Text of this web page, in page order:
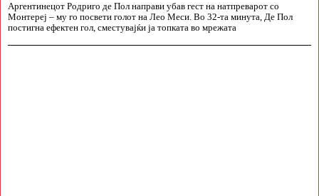
Аргентинецот Родриго де Пол направи убав гест на натпреварот со
Монтереј – му го посвети голот на Лео Меси. Во 32-та минута, Де Пол
постигна ефектен гол, сместувајќи ја топката во мрежата